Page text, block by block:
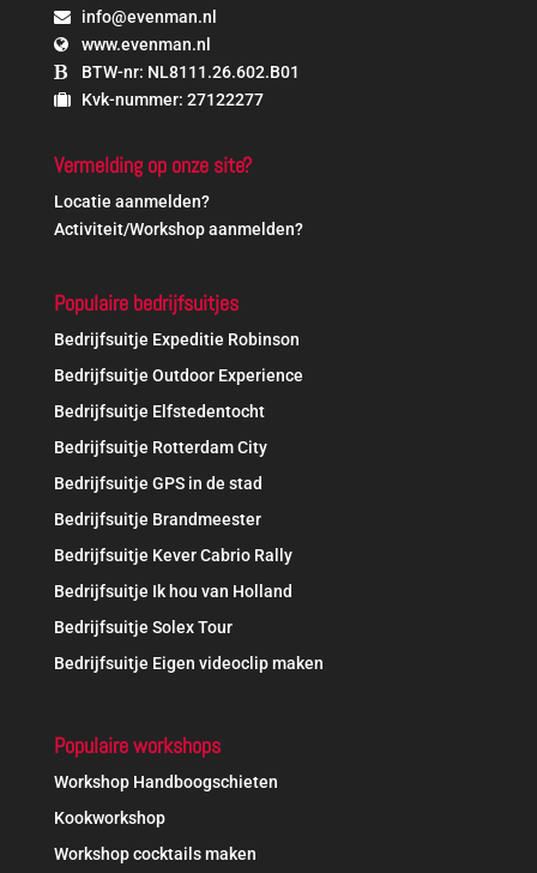
info@evenman.nl
www.evenman.nl
BTW-nr: NL8111.26.602.B01
Kvk-nummer: 27122277
Vermelding op onze site?
Locatie aanmelden?
Activiteit/Workshop aanmelden?
Populaire bedrijfsuitjes
Bedrijfsuitje Expeditie Robinson
Bedrijfsuitje Outdoor Experience
Bedrijfsuitje Elfstedentocht
Bedrijfsuitje Rotterdam City
Bedrijfsuitje GPS in de stad
Bedrijfsuitje Brandmeester
Bedrijfsuitje Kever Cabrio Rally
Bedrijfsuitje Ik hou van Holland
Bedrijfsuitje Solex Tour
Bedrijfsuitje Eigen videoclip maken
Populaire workshops
Workshop Handboogschieten
Kookworkshop
Workshop cocktails maken